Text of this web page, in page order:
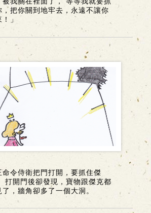
，把你關到地牢去，永遠不讓你
」
命令侍衛把門打開，要抓住傑
打開門後卻發現，寶物跟傑克都
了，牆角卻多了一個大洞。